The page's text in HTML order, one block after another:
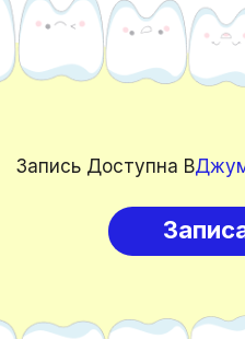
Запись Доступна В